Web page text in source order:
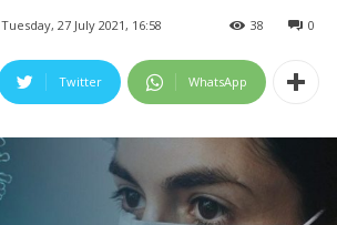
Tuesday, 27 July 2021, 16:58 0
38
Twitter WhatsApp